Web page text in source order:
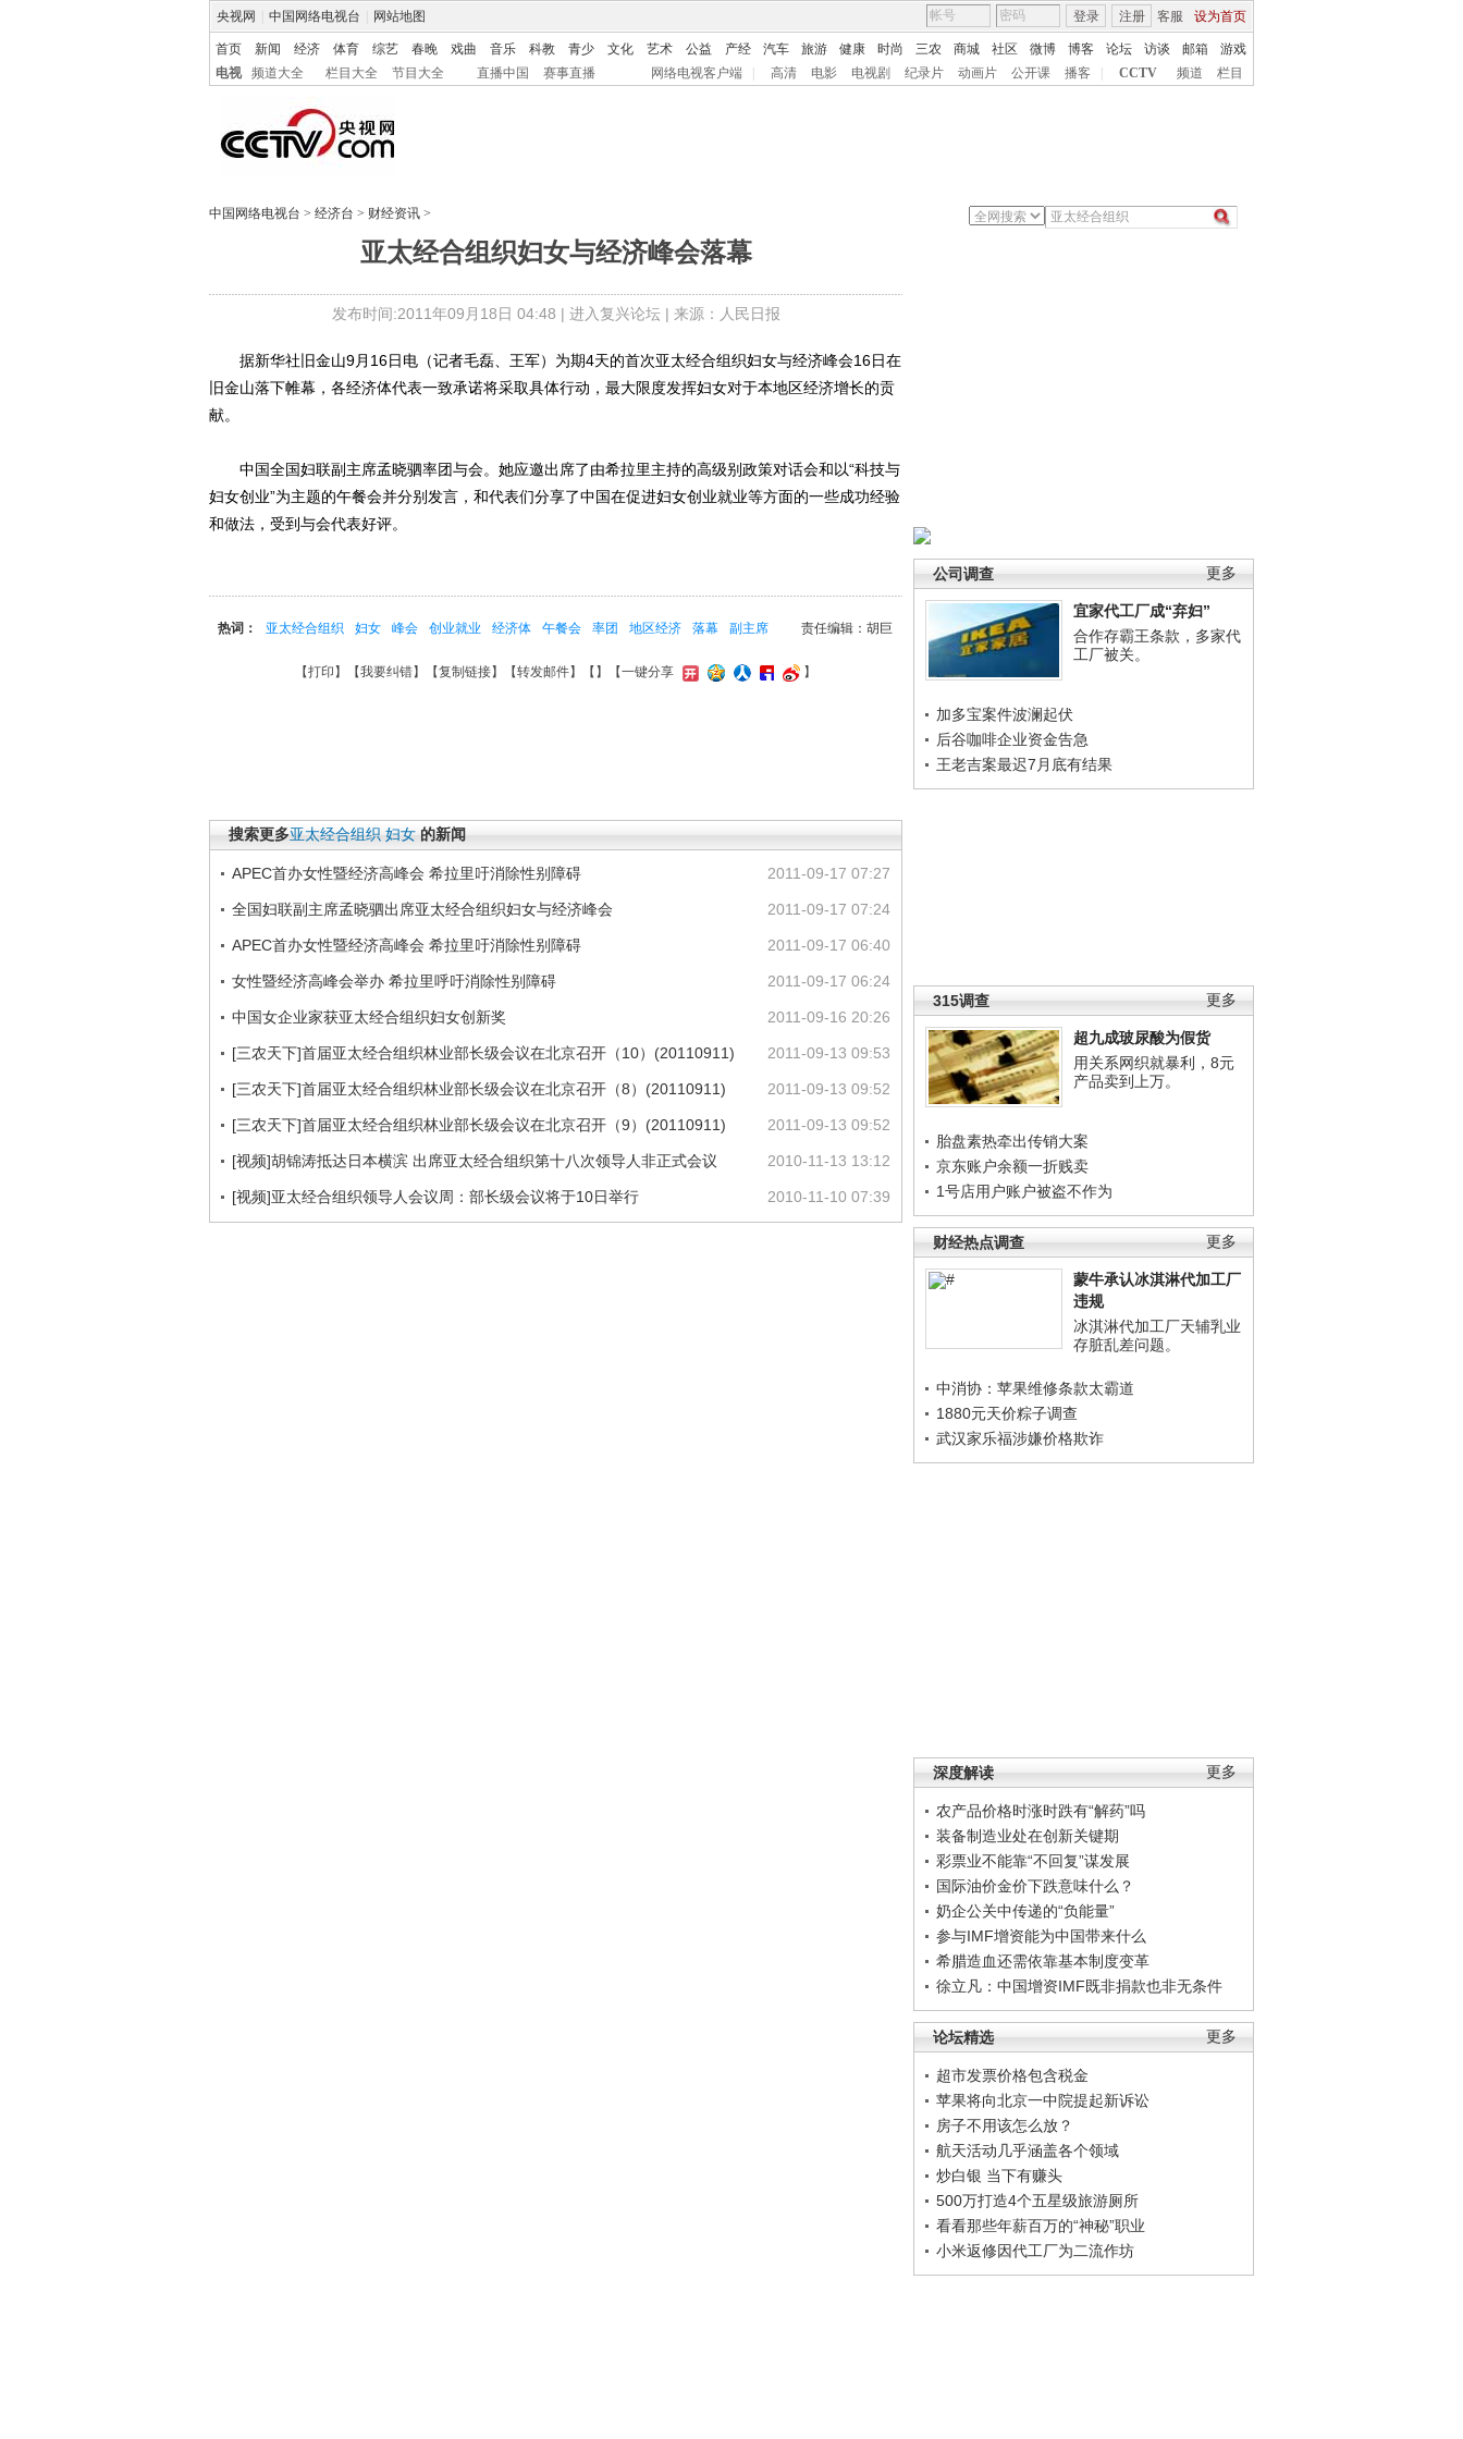
央视网 中国网络电视台 网站地图 客服 设为首页
登录 注册
首页 新闻 经济 体育 综艺 春晚 戏曲 音乐 科教 青少 文化 艺术 公益 产经 汽车 旅游 健康 时尚 三农 商城 社区 微博 博客 论坛 访谈 邮箱
游戏
电视
频道大全 栏目大全 节目大全 直播中国 赛事直播 网络电视客户端 高清 电影 电视剧 纪录片 动画片 公开课 播客 CCTV 频道 栏目
中国网络电视台 > 经济台 > 财经资讯 >
亚太经合组织妇女与经济峰会落幕
发布时间:2011年09月18日 04:48 | 进入复兴论坛| 来源：人民日报
更多
公司调查
宜家代工厂成“弃妇”
合作存霸王条款，多家代
工厂被关。
加多宝案件波澜起伏
后谷咖啡企业资金告急
王老吉案最迟7月底有结果
更多
315调查
超九成玻尿酸为假货
用关系网织就暴利，8元
产品卖到上万。
胎盘素热牵出传销大案
京东账户余额一折贱卖
1号店用户账户被盗不作为
更多
财经热点调查
蒙牛承认冰淇淋代加工厂
违规
冰淇淋代加工厂天辅乳业
存脏乱差问题。
中消协：苹果维修条款太霸道
1880元天价粽子调查
武汉家乐福涉嫌价格欺诈
更多
深度解读
农产品价格时涨时跌有“解药”吗
装备制造业处在创新关键期
彩票业不能靠“不回复”谋发展
国际油价金价下跌意味什么？
奶企公关中传递的“负能量”
参与IMF增资能为中国带来什么
希腊造血还需依靠基本制度变革
徐立凡：中国增资IMF既非捐款也非无条件
更多
论坛精选
超市发票价格包含税金
苹果将向北京一中院提起新诉讼
房子不用该怎么放？
航天活动几乎涵盖各个领域
炒白银 当下有赚头
500万打造4个五星级旅游厕所
看看那些年薪百万的“神秘”职业
小米返修因代工厂为二流作坊
据新华社旧金山9月16日电（记者毛磊、王军）为期4天的首次亚太经合组织妇女与经济峰会16日在
旧金山落下帷幕，各经济体代表一致承诺将采取具体行动，最大限度发挥妇女对于本地区经济增长的贡
献。
中国全国妇联副主席孟晓驷率团与会。她应邀出席了由希拉里主持的高级别政策对话会和以“科技与
妇女创业”为主题的午餐会并分别发言，和代表们分享了中国在促进妇女创业就业等方面的一些成功经验
和做法，受到与会代表好评。
责任编辑：胡巨
热词： 亚太经合组织 妇女 峰会 创业就业 经济体 午餐会 率团 地区经济 落幕 副主席
【打印 】【我要纠错】【复制链接】【转发邮件】【 】 【一键分享 】
搜索更多亚太经合组织 妇女 的新闻
2011-09-17 07:27
APEC首办女性暨经济高峰会 希拉里吁消除性别障碍
2011-09-17 07:24
全国妇联副主席孟晓驷出席亚太经合组织妇女与经济峰会
2011-09-17 06:40
APEC首办女性暨经济高峰会 希拉里吁消除性别障碍
2011-09-17 06:24
女性暨经济高峰会举办 希拉里呼吁消除性别障碍
2011-09-16 20:26
中国女企业家获亚太经合组织妇女创新奖
2011-09-13 09:53
[三农天下]首届亚太经合组织林业部长级会议在北京召开（10）(20110911)
2011-09-13 09:52
[三农天下]首届亚太经合组织林业部长级会议在北京召开（8）(20110911)
2011-09-13 09:52
[三农天下]首届亚太经合组织林业部长级会议在北京召开（9）(20110911)
2010-11-13 13:12
[视频]胡锦涛抵达日本横滨 出席亚太经合组织第十八次领导人非正式会议
2010-11-10 07:39
[视频]亚太经合组织领导人会议周：部长级会议将于10日举行